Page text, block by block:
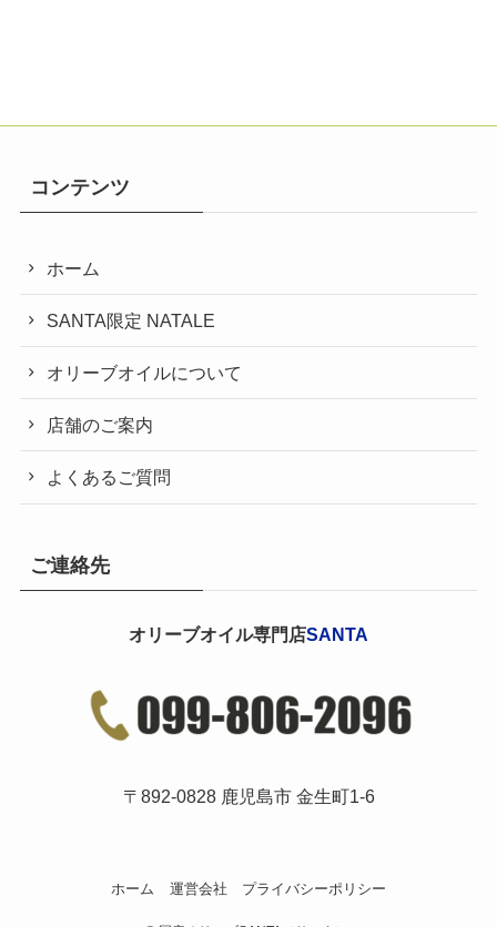
コンテンツ
ホーム
SANTA限定 NATALE
オリーブオイルについて
店舗のご案内
よくあるご質問
ご連絡先
オリーブオイル専門店SANTA
〒892-0828 鹿児島市 金生町1-6
ホーム 運営会社 プライバシーポリシー